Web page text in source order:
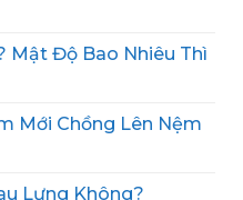
Mật Độ Bao Nhiêu Thì
Mới Chồng Lên Nệm
Lưng Không?